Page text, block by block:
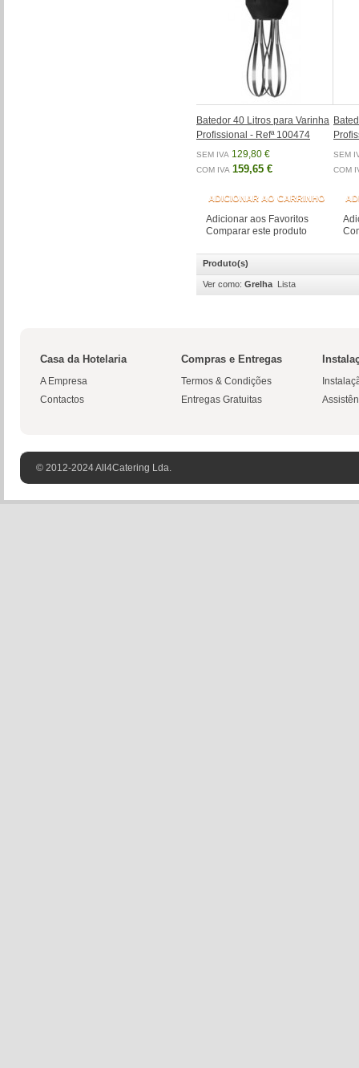
Batedor 40 Litros para Varinha
Profissional - Refª 100474
SEM IVA 129,80 €
COM IVA 159,65 €
ADICIONAR AO CARRINHO
Adicionar aos Favoritos
Comparar este produto
SEM
COM
Produto(s)
Ver como: Grelha Lista
Casa da Hotelaria
A Empresa
Contactos
Compras e Entregas
Termos & Condições
Entregas Gratuitas
© 2012-2024 All4Catering Lda.